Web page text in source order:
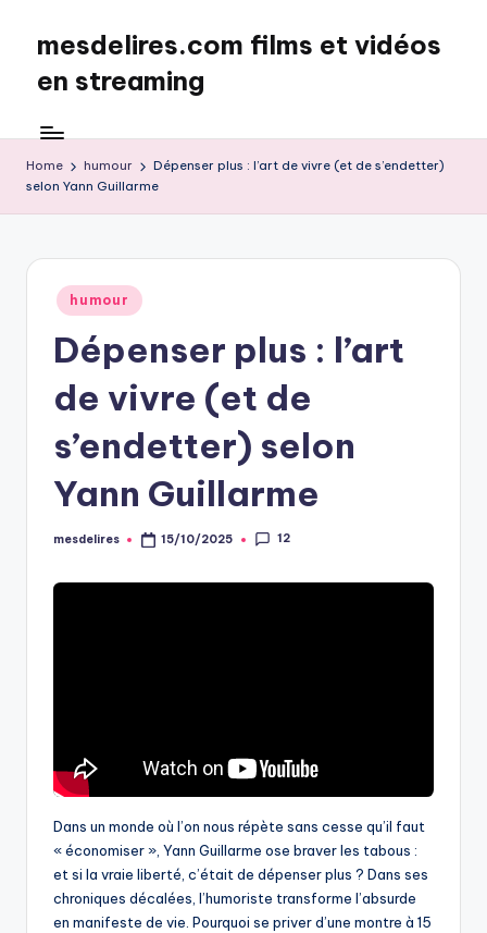
content
mesdelires.com films et vidéos
en streaming
:
film
et
video
en
français
Home humour
Dépenser plus : l’art de vivre (et de s’endetter)
selon Yann Guillarme
Posted
in
humour
Dépenser plus : l’art
de vivre (et de
s’endetter) selon
Yann Guillarme
Posted
mesdelires 15/10/2025 12
Dans un monde où l’on nous répète sans cesse qu’il faut
« économiser », Yann Guillarme ose braver les tabous :
et si la vraie liberté, c’était de dépenser plus ? Dans ses
chroniques décalées, l’humoriste transforme l’absurde
en manifeste de vie. Pourquoi se priver d’une montre à 15